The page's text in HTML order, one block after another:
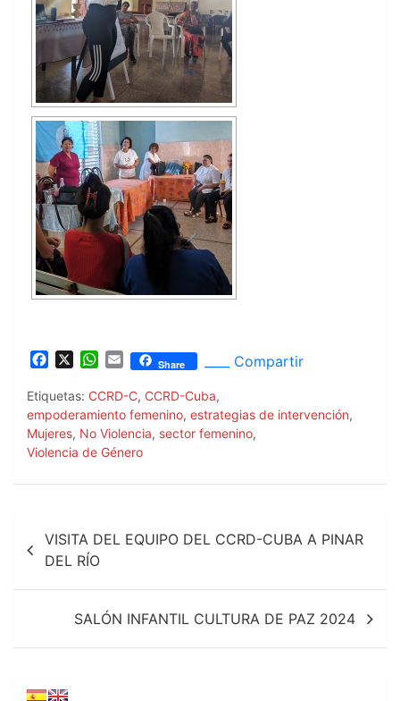
c
e
b
o
k
W
a
t
s
A
p
E
a
i
l
Share ____ Compartir
Etiquetas: CCRD-C, CCRD-Cuba,
empoderamiento femenino, estrategias de intervención,
Mujeres, No Violencia, sector femenino,
Violencia de Género
Navegación
de
entradas
VISITA DEL EQUIPO DEL CCRD-CUBA A PINAR
DEL RÍO
SALÓN INFANTIL CULTURA DE PAZ 2024